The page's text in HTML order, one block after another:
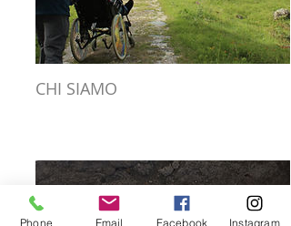
CHI SIAMO
Phone Email Facebook Instagram